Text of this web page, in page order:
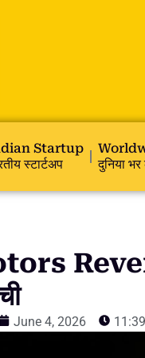
Startup
स्टार्टअप
दुनिया
June 4, 2026